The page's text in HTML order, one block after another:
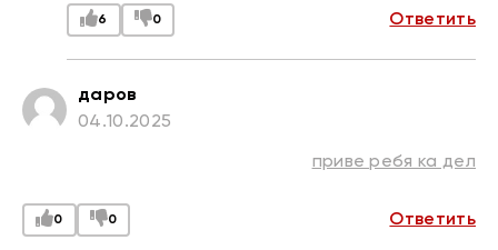
6 0 Ответить
даров
04.10.2025
приве ребя ка дел
0 0 Ответить